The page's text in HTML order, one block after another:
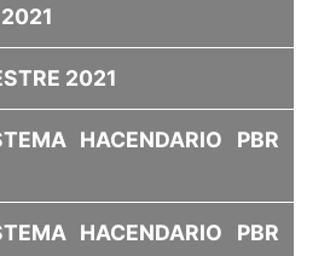
2021
HACENDARIO PBR
HACENDARIO PBR